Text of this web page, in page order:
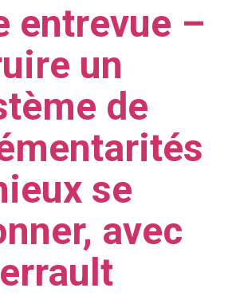
entrevue –
un
de
se
avec